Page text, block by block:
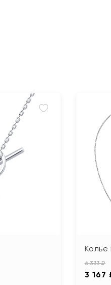
Колье
6 333 ₽
3 167